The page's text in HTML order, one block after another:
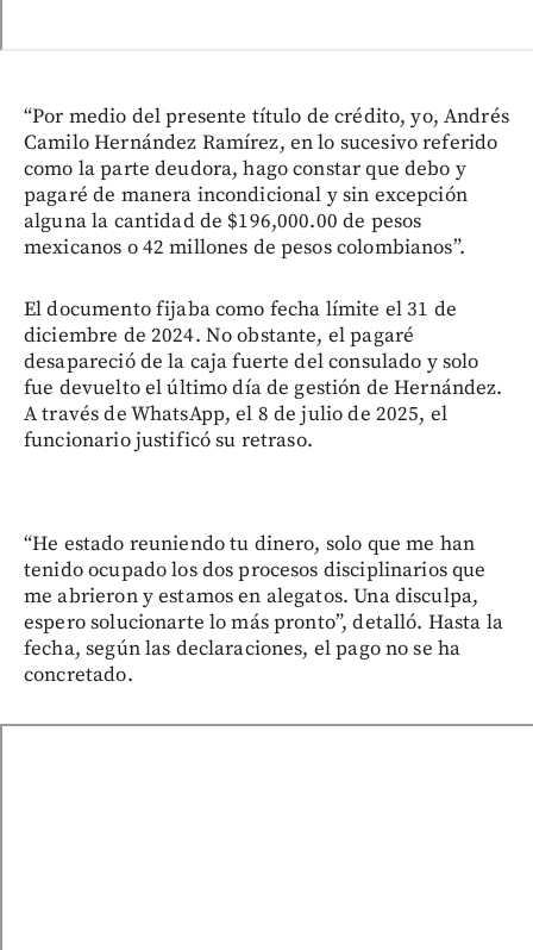
“Por medio del presente título de crédito, yo, Andrés
Camilo Hernández Ramírez, en lo sucesivo referido
como la parte deudora, hago constar que debo y
pagaré de manera incondicional y sin excepción
alguna la cantidad de $196,000.00 de pesos
mexicanos o 42 millones de pesos colombianos”.
El documento fijaba como fecha límite el 31 de
diciembre de 2024. No obstante, el pagaré
desapareció de la caja fuerte del consulado y solo
fue devuelto el último día de gestión de Hernández.
A través de WhatsApp, el 8 de julio de 2025, el
funcionario justificó su retraso.
“He estado reuniendo tu dinero, solo que me han
tenido ocupado los dos procesos disciplinarios que
me abrieron y estamos en alegatos. Una disculpa,
espero solucionarte lo más pronto”, detalló. Hasta la
fecha, según las declaraciones, el pago no se ha
concretado.